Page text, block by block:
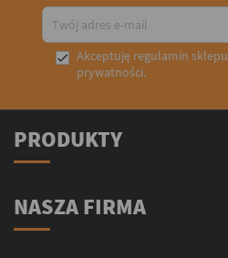
 Akceptuję regulamin sklepu
prywatności.
PRODUKTY
NASZA FIRMA